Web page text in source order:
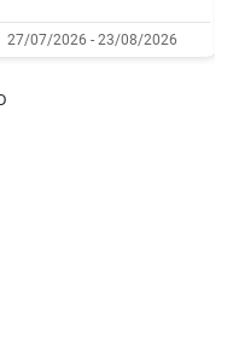
27/07/2026 - 23/08/2026